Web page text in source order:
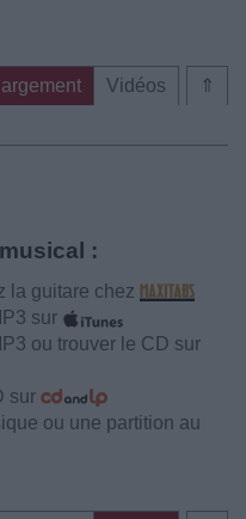
⇑
Vidéos
:
la guitare chez
sur
ou trouver le CD sur
sur
ou une partition au